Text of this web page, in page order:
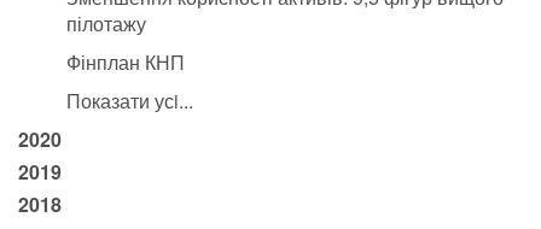
пілотажу
Фінплан КНП
Показати усi...
2020
2019
2018